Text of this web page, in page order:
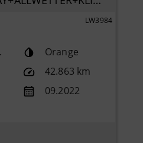
LW3984
Orange
42.863 km
09.2022